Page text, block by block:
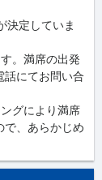
決定していま
。満席の出発
話にてお問い合
グにより満席
で、あらかじめ